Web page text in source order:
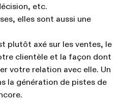
etc.
elles sont aussi une
plutôt axé sur les ventes, le
clientèle et la façon dont
votre relation avec elle. Un
la génération de pistes de